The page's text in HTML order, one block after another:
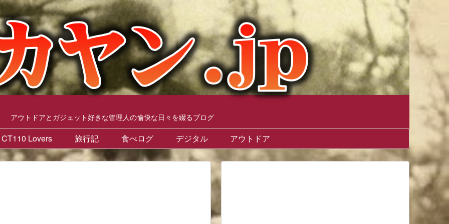
アウトドアとガジェット好きな管理人の愉快な日々を綴るブログ
CT110 Lovers 旅行記 食べログ デジタル アウトドア